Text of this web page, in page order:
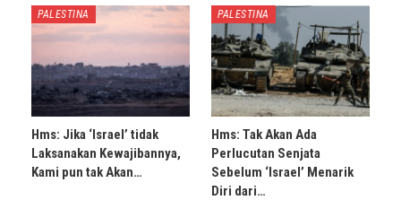
PALESTINA
Hms: Jika ‘Israel’ tidak
Laksanakan Kewajibannya,
Kami pun tak Akan…
PALESTINA
Hms: Tak Akan Ada
Perlucutan Senjata
Sebelum ‘Israel’ Menarik
Diri dari…